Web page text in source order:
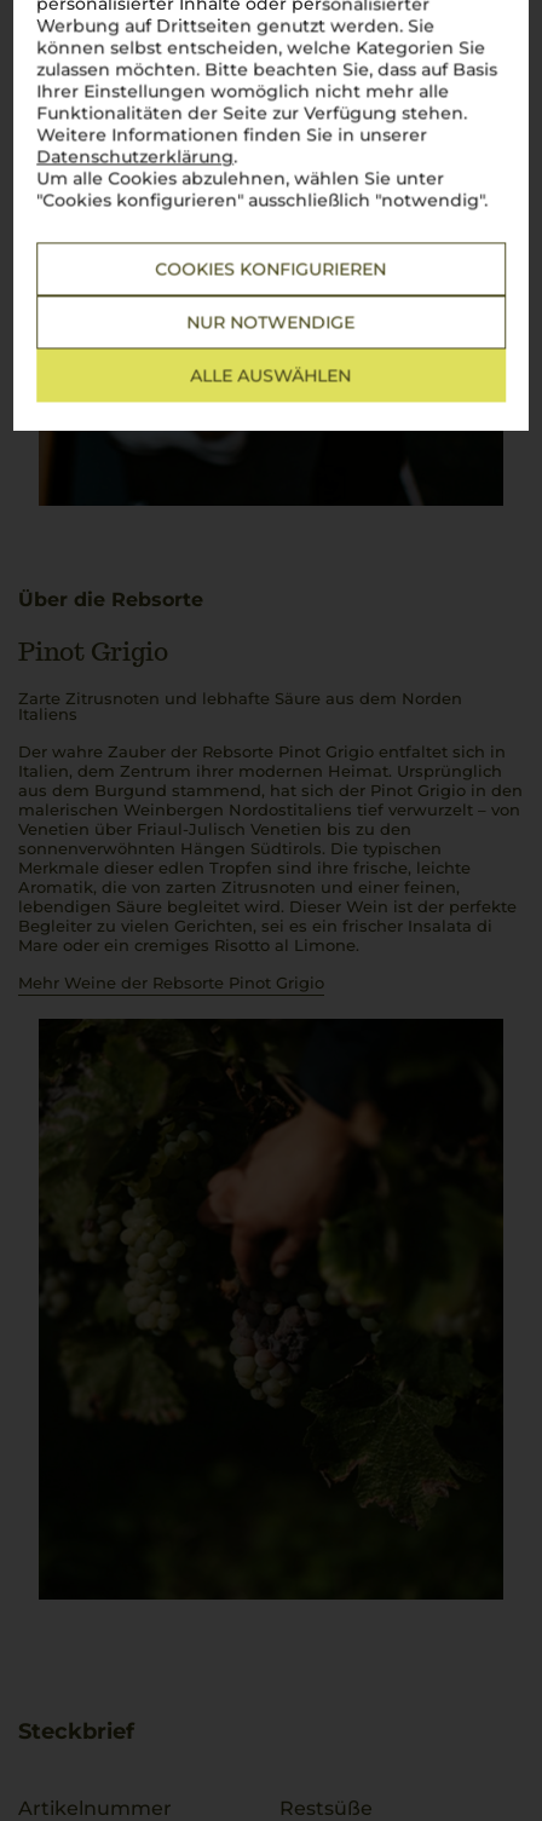
Werbung auf Drittseiten genutzt werden. Sie
können selbst entscheiden, welche Kategorien Sie
zulassen möchten. Bitte beachten Sie, dass auf Basis
Ihrer Einstellungen womöglich nicht mehr alle
Funktionalitäten der Seite zur Verfügung stehen.
Weitere Informationen finden Sie in unserer
Datenschutzerklärung.
Um alle Cookies abzulehnen, wählen Sie unter
"Cookies konfigurieren" ausschließlich "notwendig".
COOKIES KONFIGURIEREN
NUR NOTWENDIGE
ALLE AUSWÄHLEN
Über die Rebsorte
Pinot Grigio
Zarte Zitrusnoten und lebhafte Säure aus dem Norden
Italiens
Der wahre Zauber der Rebsorte Pinot Grigio entfaltet sich in
Italien, dem Zentrum ihrer modernen Heimat. Ursprünglich
aus dem Burgund stammend, hat sich der Pinot Grigio in den
malerischen Weinbergen Nordostitaliens tief verwurzelt – von
Venetien über Friaul-Julisch Venetien bis zu den
sonnenverwöhnten Hängen Südtirols. Die typischen
Merkmale dieser edlen Tropfen sind ihre frische, leichte
Aromatik, die von zarten Zitrusnoten und einer feinen,
lebendigen Säure begleitet wird. Dieser Wein ist der perfekte
Begleiter zu vielen Gerichten, sei es ein frischer Insalata di
Mare oder ein cremiges Risotto al Limone.
Mehr Weine der Rebsorte Pinot Grigio
Steckbrief
Artikelnummer
Restsüße